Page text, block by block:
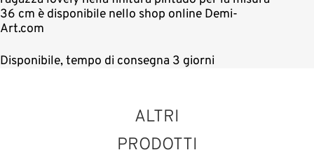
36 cm è disponibile nello shop online Demi-
Art.com
Disponibile, tempo di consegna 3 giorni
ALTRI
PRODOTTI